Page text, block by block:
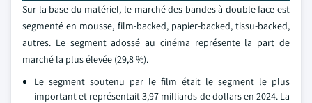
Sur la base du matériel, le marché des bandes à double face est
segmenté en mousse, film-backed, papier-backed, tissu-backed,
autres. Le segment adossé au cinéma représente la part de
marché la plus élevée (29,8 %).
Le segment soutenu par le film était le segment le plus
important et représentait 3,97 milliards de dollars en 2024. La